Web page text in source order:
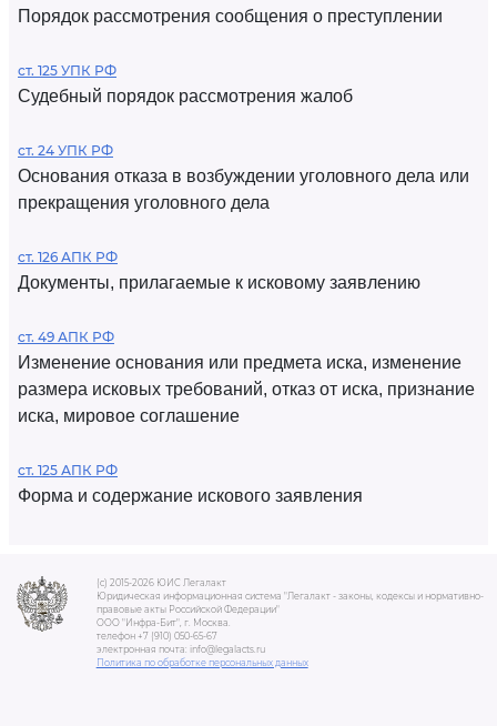
Порядок рассмотрения сообщения о преступлении
ст. 125 УПК РФ
Судебный порядок рассмотрения жалоб
ст. 24 УПК РФ
Основания отказа в возбуждении уголовного дела или
прекращения уголовного дела
ст. 126 АПК РФ
Документы, прилагаемые к исковому заявлению
ст. 49 АПК РФ
Изменение основания или предмета иска, изменение
размера исковых требований, отказ от иска, признание
иска, мировое соглашение
ст. 125 АПК РФ
Форма и содержание искового заявления
(c) 2015-2026 ЮИС Легалакт
Юридическая информационная система "Легалакт - законы, кодексы и нормативно-
правовые акты Российской Федерации"
ООО "Инфра-Бит", г. Москва.
телефон +7 (910) 050-65-67
электронная почта: info@legalacts.ru
Политика по обработке персональных данных